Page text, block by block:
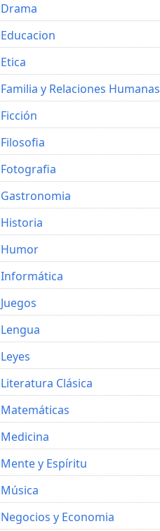
Drama
Educacion
Etica
Familia y Relaciones Humanas
Ficción
Filosofia
Fotografia
Gastronomia
Historia
Humor
Informática
Juegos
Lengua
Leyes
Literatura Clásica
Matemáticas
Medicina
Mente y Espíritu
Música
Negocios y Economia